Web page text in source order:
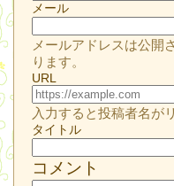
メール
メールアドレスは公開
ります。
URL
入力すると投稿者名が
タイトル
コメント